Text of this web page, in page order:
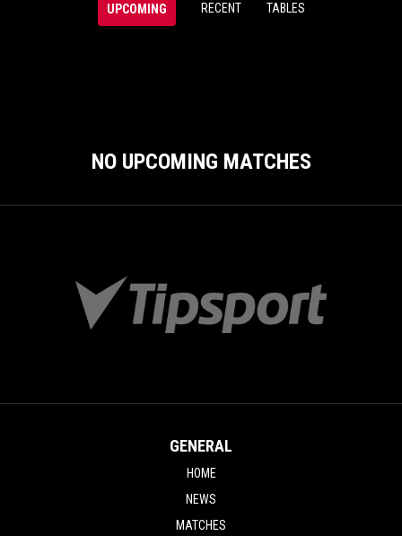
UPCOMING RECENT TABLES
NO UPCOMING MATCHES
GENERAL
HOME
NEWS
MATCHES